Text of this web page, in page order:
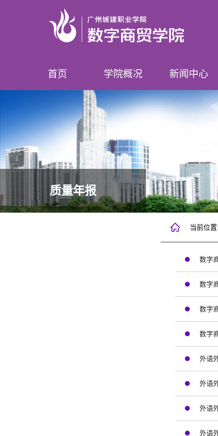
首页 学院概况
学院简介
领导介绍
专业设置
师资队伍
新闻中心
学院要闻
学院公告
榜样数贸人
质量年报
当前位
数字
数字
数字
数字
外语
外语
外语
外语